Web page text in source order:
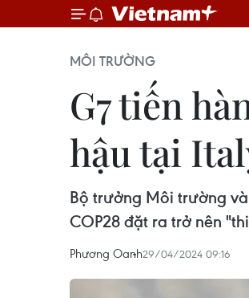
MÔI TRƯỜNG
G7 tiến
hậu tại
Bộ trưởng Môi trường
COP28 đặt ra trở nên
Phương Oanh29/04/2024 09:16